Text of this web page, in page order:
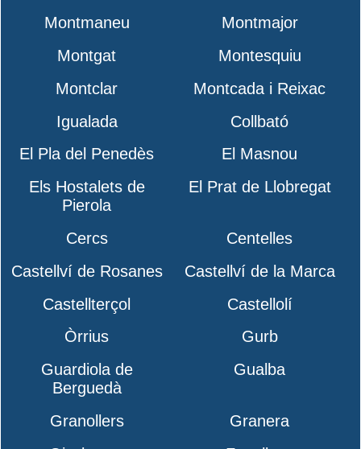
Montmaneu
Montmajor
Montgat
Montesquiu
Montclar
Montcada i Reixac
Igualada
Collbató
El Pla del Penedès
El Masnou
Els Hostalets de
Pierola
El Prat de Llobregat
Cercs
Centelles
Castellví de Rosanes
Castellví de la Marca
Castellterçol
Castellolí
Òrrius
Gurb
Guardiola de
Berguedà
Gualba
Granollers
Granera